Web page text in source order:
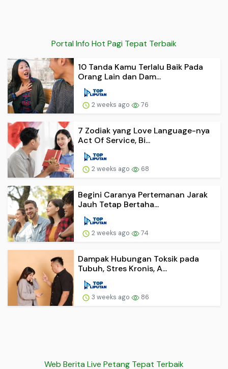
Portal Info Hot Pagi Tepat Terbaik
10 Tanda Kamu Terlalu Baik Pada
Orang Lain dan Dam...
2 weeks ago 76
7 Zodiak yang Love Language-nya
Act Of Service, Bi...
2 weeks ago 68
Begini Caranya Pertemanan Jarak
Jauh Tetap Bertaha...
2 weeks ago 74
Dampak Hubungan Toksik pada
Tubuh, Stres Kronis, A...
3 weeks ago 86
Web Berita Live Petang Tepat Terbaik